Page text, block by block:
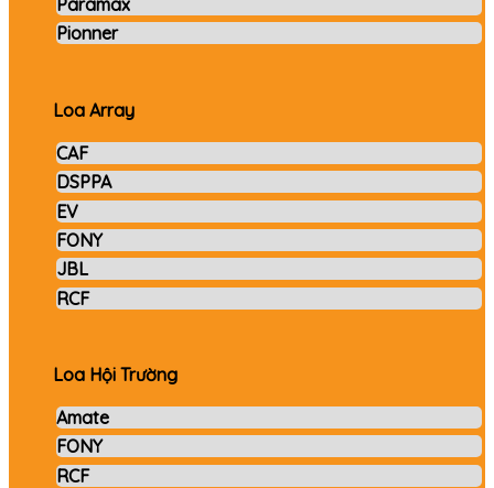
Paramax
Pionner
Loa Array
CAF
DSPPA
EV
FONY
JBL
RCF
Loa Hội Trường
Amate
FONY
RCF